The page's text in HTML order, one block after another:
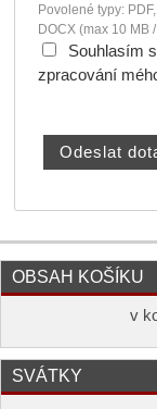
Povolené typy:
DOCX (max 10 MB
Souhlasím
zpracování
OBSAH KOŠÍKU
v
SVÁTKY